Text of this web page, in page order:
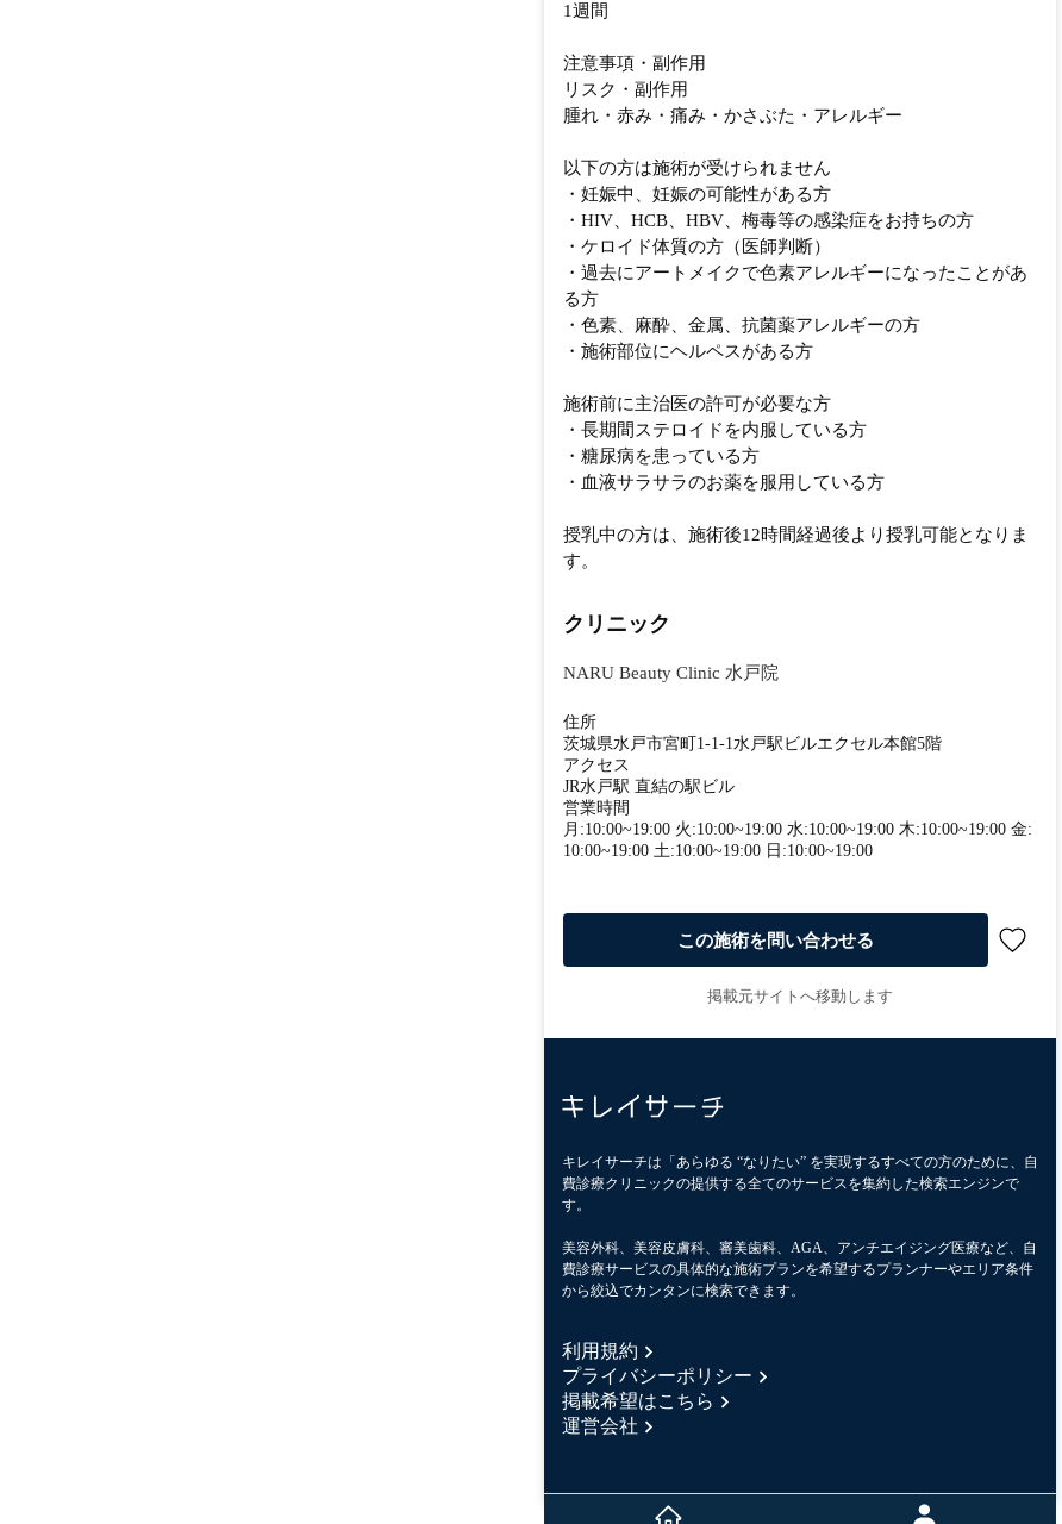
1週間
注意事項・副作用
リスク・副作用
腫れ・赤み・痛み・かさぶた・アレルギー
以下の方は施術が受けられません
・妊娠中、妊娠の可能性がある方
・HIV、HCB、HBV、梅毒等の感染症をお持ちの方
・ケロイド体質の方（医師判断）
・過去にアートメイクで色素アレルギーになったことがあ
る方
・色素、麻酔、金属、抗菌薬アレルギーの方
・施術部位にヘルペスがある方
施術前に主治医の許可が必要な方
・長期間ステロイドを内服している方
・糖尿病を患っている方
・血液サラサラのお薬を服用している方
授乳中の方は、施術後12時間経過後より授乳可能となりま
す。
クリニック
NARU Beauty Clinic 水戸院
住所
茨城県水戸市宮町1-1-1水戸駅ビルエクセル本館5階
アクセス
JR水戸駅 直結の駅ビル
営業時間
月:10:00~19:00 火:10:00~19:00 水:10:00~19:00 木:10:00~19:00 金:
10:00~19:00 土:10:00~19:00 日:10:00~19:00
この施術を問い合わせる
掲載元サイトへ移動します
キレイサーチは「あらゆる “なりたい” を実現するすべての方のために、自
費診療クリニックの提供する全てのサービスを集約した検索エンジンで
す。
美容外科、美容皮膚科、審美歯科、AGA、アンチエイジング医療など、自
費診療サービスの具体的な施術プランを希望するプランナーやエリア条件
から絞込でカンタンに検索できます。
利用規約
プライバシーポリシー
掲載希望はこちら
運営会社